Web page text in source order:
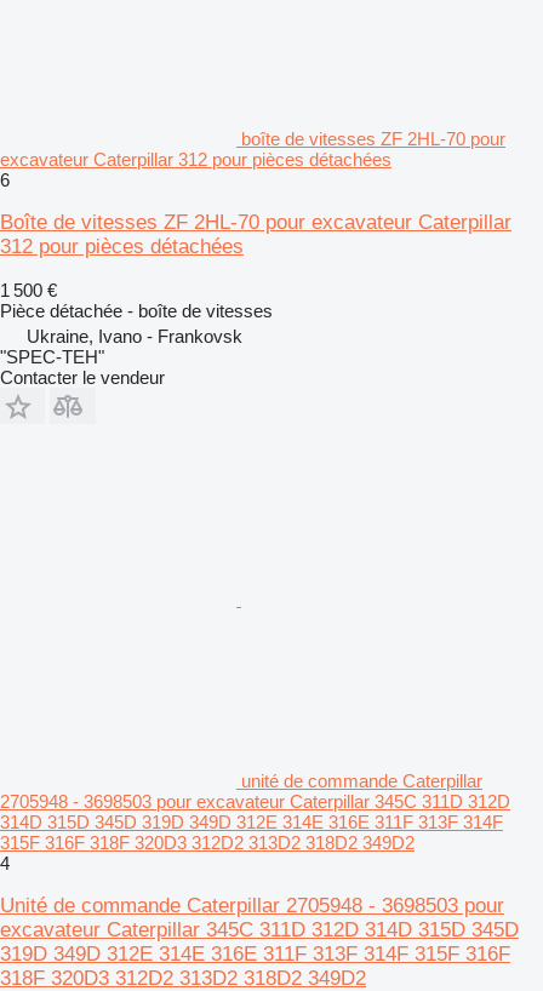
boîte de vitesses ZF 2HL-70 pour
excavateur Caterpillar 312 pour pièces détachées
6
Boîte de vitesses ZF 2HL-70 pour excavateur Caterpillar
312 pour pièces détachées
1 500 €
Pièce détachée - boîte de vitesses
Ukraine, Ivano - Frankovsk
"SPEC-TEH"
Contacter le vendeur
unité de commande Caterpillar
2705948 - 3698503 pour excavateur Caterpillar 345C 311D 312D
314D 315D 345D 319D 349D 312E 314E 316E 311F 313F 314F
315F 316F 318F 320D3 312D2 313D2 318D2 349D2
4
Unité de commande Caterpillar 2705948 - 3698503 pour
excavateur Caterpillar 345C 311D 312D 314D 315D 345D
319D 349D 312E 314E 316E 311F 313F 314F 315F 316F
318F 320D3 312D2 313D2 318D2 349D2